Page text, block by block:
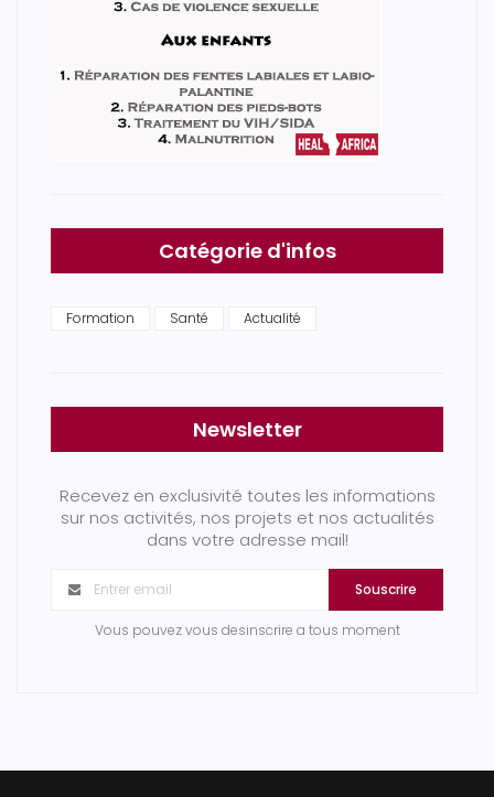
Catégorie d'infos
Formation Santé Actualité
Newsletter
Recevez en exclusivité toutes les informations
sur nos activités, nos projets et nos actualités
dans votre adresse mail!
Souscrire
Vous pouvez vous desinscrire a tous moment